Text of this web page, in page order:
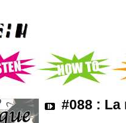
#088 :